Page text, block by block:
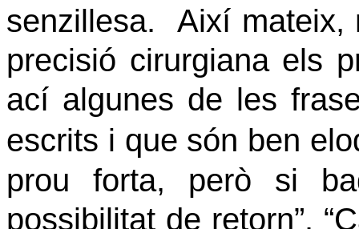
senzillesa.
Així mateix,
precisió cirurgiana els
ací algunes de les
escrits i que són ben
prou forta, però si
possibilitat de retorn”.